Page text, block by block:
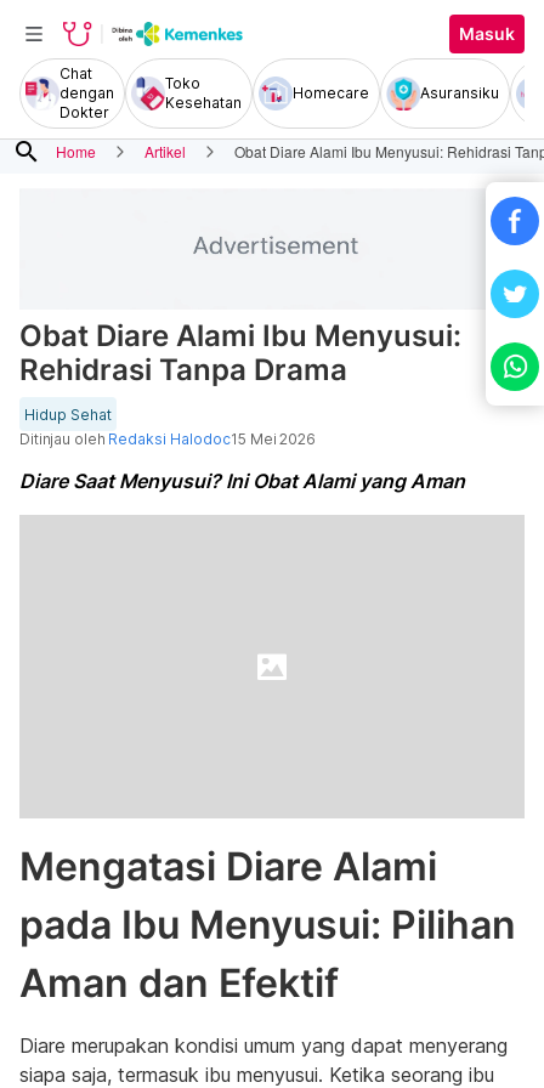
Masuk
Chat
dengan
Dokter
Toko
Kesehatan
Homecare Asuransiku
search Home Artikel Obat Diare Alami Ibu Menyusui: Rehidrasi
Obat Diare Alami Ibu Menyusui:
Rehidrasi Tanpa Drama
Hidup Sehat
Ditinjau oleh Redaksi Halodoc15 Mei 2026
Diare Saat Menyusui? Ini Obat Alami yang Aman
Mengatasi Diare Alami
pada Ibu Menyusui: Pilihan
Aman dan Efektif
Diare merupakan kondisi umum yang dapat menyerang
siapa saja, termasuk ibu menyusui. Ketika seorang ibu